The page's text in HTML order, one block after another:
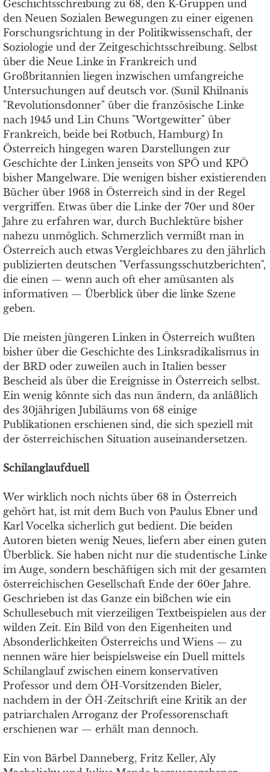
Geschichtsschreibung zu 68, den K-Gruppen und
den Neuen Sozialen Bewegungen zu einer eigenen
Forschungsrichtung in der Politikwissenschaft, der
Soziologie und der Zeitgeschichtsschreibung. Selbst
über die Neue Linke in Frankreich und
Großbritannien liegen inzwischen umfangreiche
Untersuchungen auf deutsch vor. (Sunil Khilnanis
"Revolutionsdonner" über die französische Linke
nach 1945 und Lin Chuns "Wortgewitter" über
Frankreich, beide bei Rotbuch, Hamburg) In
Österreich hingegen waren Darstellungen zur
Geschichte der Linken jenseits von SPÖ und KPÖ
bisher Mangelware. Die wenigen bisher existierenden
Bücher über 1968 in Österreich sind in der Regel
vergriffen. Etwas über die Linke der 70er und 80er
Jahre zu erfahren war, durch Buchlektüre bisher
nahezu unmöglich. Schmerzlich vermißt man in
Österreich auch etwas Vergleichbares zu den jährlich
publizierten deutschen "Verfassungsschutzberichten",
die einen — wenn auch oft eher amüsanten als
informativen — Überblick über die linke Szene
geben.
Die meisten jüngeren Linken in Österreich wußten
bisher über die Geschichte des Linksradikalismus in
der BRD oder zuweilen auch in Italien besser
Bescheid als über die Ereignisse in Österreich selbst.
Ein wenig könnte sich das nun ändern, da anläßlich
des 30jährigen Jubiläums von 68 einige
Publikationen erschienen sind, die sich speziell mit
der österreichischen Situation auseinandersetzen.
Schilanglaufduell
Wer wirklich noch nichts über 68 in Österreich
gehört hat, ist mit dem Buch von Paulus Ebner und
Karl Vocelka sicherlich gut bedient. Die beiden
Autoren bieten wenig Neues, liefern aber einen guten
Überblick. Sie haben nicht nur die studentische Linke
im Auge, sondern beschäftigen sich mit der gesamten
österreichischen Gesellschaft Ende der 60er Jahre.
Geschrieben ist das Ganze ein bißchen wie ein
Schullesebuch mit vierzeiligen Textbeispielen aus der
wilden Zeit. Ein Bild von den Eigenheiten und
Absonderlichkeiten Österreichs und Wiens — zu
nennen wäre hier beispielsweise ein Duell mittels
Schilanglauf zwischen einem konservativen
Professor und dem ÖH-Vorsitzenden Bieler,
nachdem in der ÖH-Zeitschrift eine Kritik an der
patriarchalen Arroganz der Professorenschaft
erschienen war — erhält man dennoch.
Ein von Bärbel Danneberg, Fritz Keller, Aly